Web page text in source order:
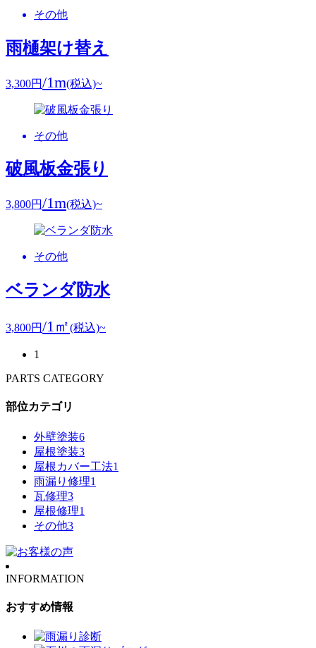
その他
雨樋架け替え
3,300円/1m(税込)~
その他
破風板金張り
3,800円/1m(税込)~
その他
ベランダ防水
3,800円/1㎡(税込)~
1
PARTS CATEGORY
部位カテゴリ
外壁塗装6
屋根塗装3
屋根カバー工法1
雨漏り修理1
瓦修理3
屋根修理1
その他3
INFORMATION
おすすめ情報